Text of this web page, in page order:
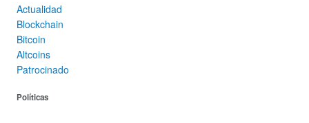
Actualidad
Blockchain
Bitcoin
Altcoins
Patrocinado
Políticas